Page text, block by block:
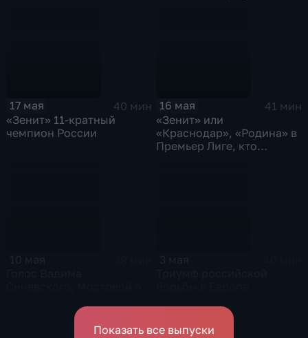
17 мая
40 мин
«Зенит» 11-кратный
чемпион России
16 мая
41 мин
«Зенит» или
«Краснодар», «Родина» в
Премьер Лиге, кто
сенсация в UFC
Показать все выпуски